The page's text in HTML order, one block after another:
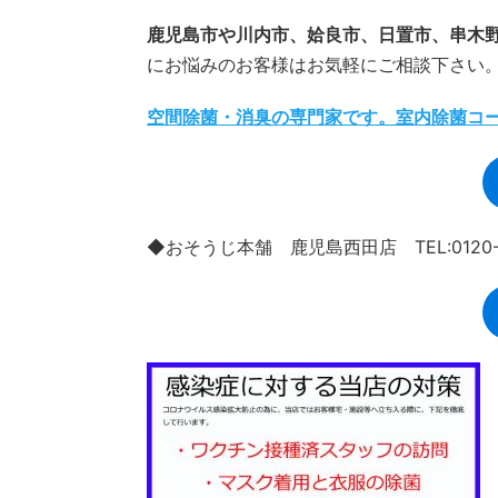
鹿児島市や川内市、姶良市、日置市、串木
にお悩みのお客様はお気軽にご相談下さい
空間除菌・消臭の専門家です。室内除菌コ
◆おそうじ本舗 鹿児島西田店